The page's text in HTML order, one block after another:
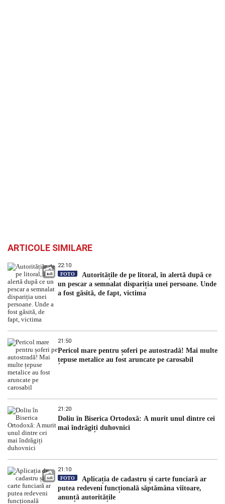
ARTICOLE SIMILARE
22:10
FOTO
Autoritățile de pe litoral, în alertă după ce
un pescar a semnalat dispariția unei persoane. Unde
a fost găsită, de fapt, victima
21:50
Pericol mare pentru șoferi pe autostradă! Mai multe
țepuse metalice au fost aruncate pe carosabil
21:20
Doliu în Biserica Ortodoxă: A murit unul dintre cei
mai îndrăgiți duhovnici
21:10
FOTO
Aplicația de cadastru și carte funciară ar
putea redeveni funcțională săptămâna viitoare,
anunță autoritățile